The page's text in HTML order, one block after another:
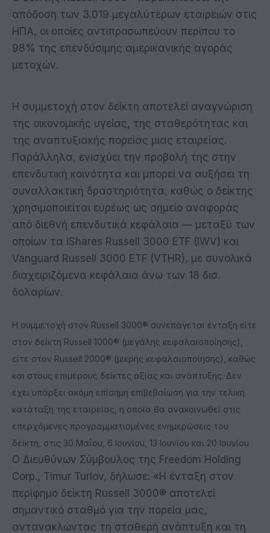
απόδοση των 3.019 μεγαλύτερων εταιρειών στις
ΗΠΑ, οι οποίες αντιπροσωπεύουν περίπου το
98% της επενδύσιμης αμερικανικής αγοράς
μετοχών.
Η συμμετοχή στον δείκτη αποτελεί αναγνώριση
της οικονομικής υγείας, της σταθερότητας και
της αναπτυξιακής πορείας μιας εταιρείας.
Παράλληλα, ενισχύει την προβολή της στην
επενδυτική κοινότητα και μπορεί να αυξήσει τη
συναλλακτική δραστηριότητα, καθώς ο δείκτης
χρησιμοποιείται ευρέως ως σημείο αναφοράς
από διεθνή επενδυτικά κεφάλαια — μεταξύ των
οποίων τα iShares Russell 3000 ETF (IWV) και
Vanguard Russell 3000 ETF (VTHR), με συνολικά
διαχειριζόμενα κεφάλαια άνω των 18 δισ.
δολαρίων.
Η συμμετοχή στον Russell 3000® συνεπάγεται ένταξη είτε
στον δείκτη Russell 1000® (μεγάλης κεφαλαιοποίησης),
είτε στον Russell 2000® (μικρής κεφαλαιοποίησης), καθώς
και στους επιμέρους δείκτες αξίας και ανάπτυξης. Δεν
έχει υπάρξει ακόμη επίσημη επιβεβαίωση για την τελική
κατάταξη της εταιρείας, η οποία θα ανακοινωθεί στις
επερχόμενες προγραμματισμένες ενημερώσεις του
δείκτη, στις 30 Μαΐου, 6 Ιουνίου, 13 Ιουνίου και 20 Ιουνίου.
Ο Διευθύνων Σύμβουλος της Freedom Holding
Corp., Timur Turlov, δήλωσε: «Η ένταξη στον
περίφημο δείκτη Russell 3000® αποτελεί
σημαντικό σταθμό για την πορεία μας,
αντανακλώντας τη σταθερή ανάπτυξη και τη